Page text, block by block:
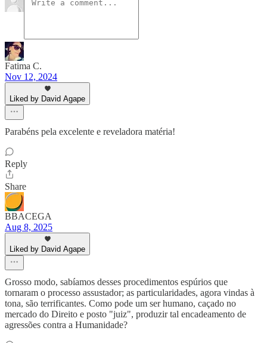
Fatima C.
Nov 12, 2024
Liked by David Agape
Parabéns pela excelente e reveladora matéria!
Reply
Share
BBACEGA
Aug 8, 2025
Liked by David Agape
Grosso modo, sabíamos desses procedimentos espúrios que
tornaram o processo assustador; as particularidades, agora vindas à
tona, são terrificantes. Como pode um ser humano, caçado no
mercado do Direito e posto "juiz", produzir tal encadeamento de
agressões contra a Humanidade?